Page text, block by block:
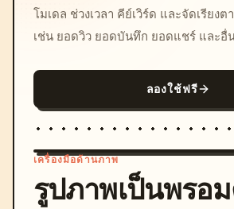
โมเดล ช่วงเวลา คีย์เวิร์ด และจัดเรียง
เช่น ยอดวิว ยอดบันทึก ยอดแชร์ และอื่
ลองใช้ฟรี
เครื่องมือด้านภาพ
รูปภาพเป็นพรอ